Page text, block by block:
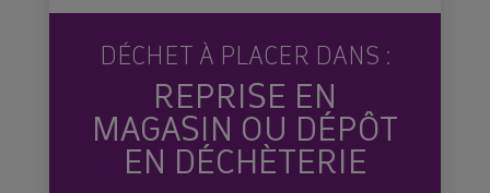
DÉCHET À PLACER DANS :
REPRISE EN
MAGASIN OU DÉPÔT
EN DÉCHÈTERIE